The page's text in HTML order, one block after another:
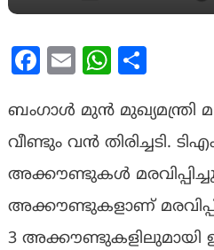
Facebook
Email WhatsApp
ബംഗാൾ മുൻ മുഖ്യമന്ത്രി
വീണ്ടും വൻ തിരിച്ചടി.
അക്കൗണ്ടുകൾ മരവിപ്പിച്ചു.
അക്കൗണ്ടുകളാണ്
3 അക്കൗണ്ടുകളിലുമായി